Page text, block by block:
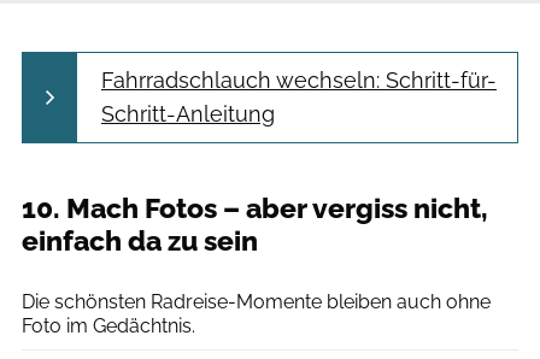
Fahrradschlauch wechseln: Schritt-für-
Schritt-Anleitung
10. Mach Fotos – aber vergiss nicht,
einfach da zu sein
Die schönsten Radreise-Momente bleiben auch ohne
Foto im Gedächtnis.